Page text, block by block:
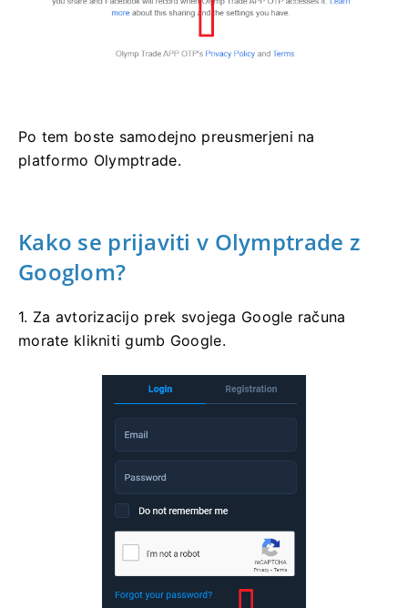
Po tem boste samodejno preusmerjeni na
platformo Olymptrade.
Kako se prijaviti v Olymptrade z
Googlom?
1. Za avtorizacijo prek svojega Google računa
morate klikniti gumb Google.